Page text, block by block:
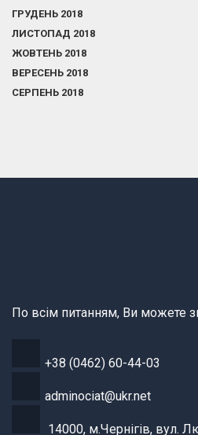
ГРУДЕНЬ 2018
ЛИСТОПАД 2018
ЖОВТЕНЬ 2018
ВЕРЕСЕНЬ 2018
СЕРПЕНЬ 2018
По всім питанням, Ви можете
+38 (0462) 60-44-03
adminociat@ukr.net
14000, м.Чернігів, вул.